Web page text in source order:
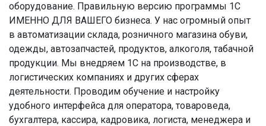
оборудование. Правильную версию программы 1С
ИМЕННО ДЛЯ ВАШЕГО бизнеса. У нас огромный опыт
в автоматизации склада, розничного магазина обуви,
одежды, автозапчастей, продуктов, алкоголя, табачной
продукции. Мы внедряем 1С на производстве, в
логистических компаниях и других сферах
деятельности. Проводим обучение и настройку
удобного интерфейса для оператора, товароведа,
бухгалтера, кассира, кадровика, логиста, менеджера и